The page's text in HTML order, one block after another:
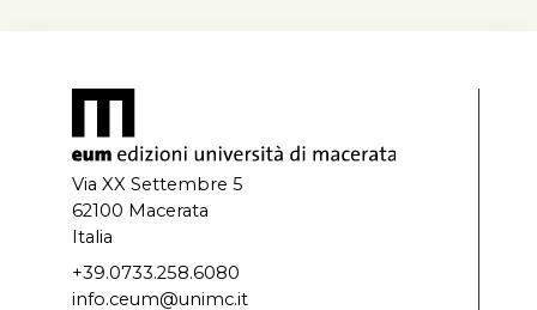
Via XX Settembre 5
62100 Macerata
Italia
+39.0733.258.6080
info.ceum@unimc.it